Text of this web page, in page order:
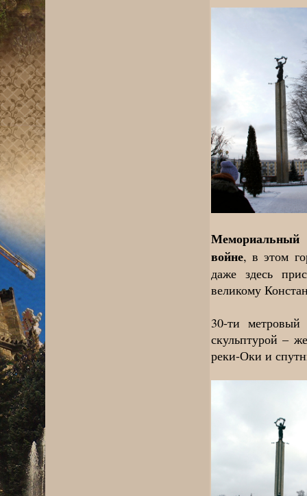
Мемориальный
войне, в этом
даже здесь
великому
30-ти
скульптурой –
реки-Оки и